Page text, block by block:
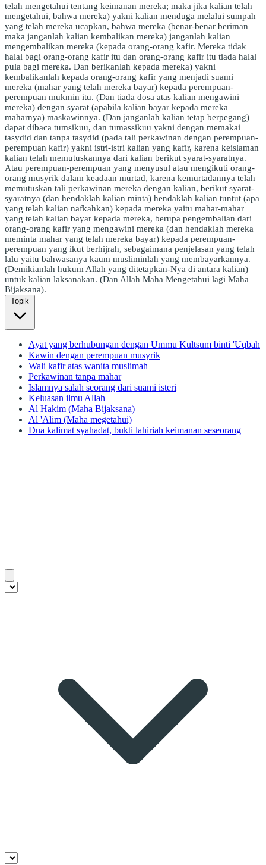
telah mengetahui tentang keimanan mereka; maka jika kalian telah
mengetahui, bahwa mereka) yakni kalian menduga melalui sumpah
yang telah mereka ucapkan, bahwa mereka (benar-benar beriman
maka janganlah kalian kembalikan mereka) janganlah kalian
mengembalikan mereka (kepada orang-orang kafir. Mereka tidak
halal bagi orang-orang kafir itu dan orang-orang kafir itu tiada halal
pula bagi mereka. Dan berikanlah kepada mereka) yakni
kembalikanlah kepada orang-orang kafir yang menjadi suami
mereka (mahar yang telah mereka bayar) kepada perempuan-
perempuan mukmin itu. (Dan tiada dosa atas kalian mengawini
mereka) dengan syarat (apabila kalian bayar kepada mereka
maharnya) maskawinnya. (Dan janganlah kalian tetap berpegang)
dapat dibaca tumsikuu, dan tumassikuu yakni dengan memakai
tasydid dan tanpa tasydid (pada tali perkawinan dengan perempuan-
perempuan kafir) yakni istri-istri kalian yang kafir, karena keislaman
kalian telah memutuskannya dari kalian berikut syarat-syaratnya.
Atau perempuan-perempuan yang menyusul atau mengikuti orang-
orang musyrik dalam keadaan murtad, karena kemurtadannya telah
memutuskan tali perkawinan mereka dengan kalian, berikut syarat-
syaratnya (dan hendaklah kalian minta) hendaklah kalian tuntut (apa
yang telah kalian nafkahkan) kepada mereka yaitu mahar-mahar
yang telah kalian bayar kepada mereka, berupa pengembalian dari
orang-orang kafir yang mengawini mereka (dan hendaklah mereka
meminta mahar yang telah mereka bayar) kepada perempuan-
perempuan yang ikut berhijrah, sebagaimana penjelasan yang telah
lalu yaitu bahwasanya kaum musliminlah yang membayarkannya.
(Demikianlah hukum Allah yang ditetapkan-Nya di antara kalian)
untuk kalian laksanakan. (Dan Allah Maha Mengetahui lagi Maha
Bijaksana).
Topik
Ayat yang berhubungan dengan Ummu Kultsum binti 'Uqbah
Kawin dengan perempuan musyrik
Wali kafir atas wanita muslimah
Perkawinan tanpa mahar
Islamnya salah seorang dari suami isteri
Keluasan ilmu Allah
Al Hakim (Maha Bijaksana)
Al 'Alim (Maha megetahui)
Dua kalimat syahadat, bukti lahiriah keimanan seseorang